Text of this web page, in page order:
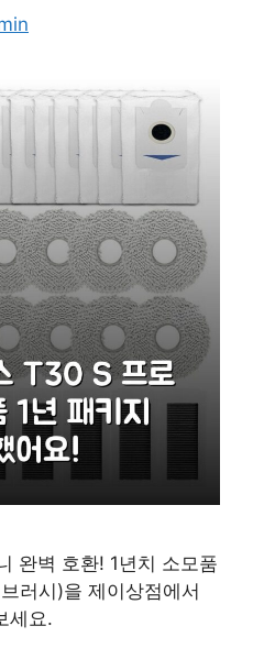
완벽 호환! 1년치 소모품
러시)을 제이상점에서
세요.